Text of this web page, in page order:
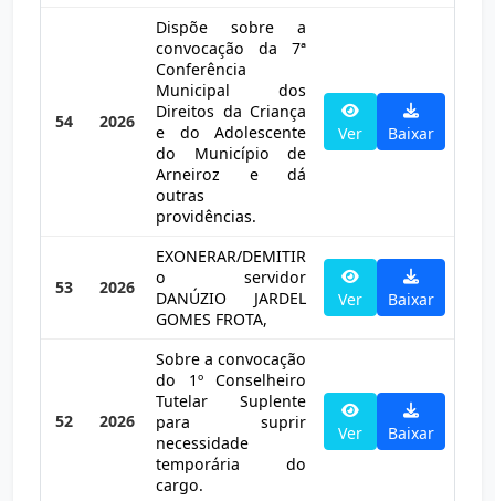
54 2026
Dispõe sobre a
convocação da 7ª
Conferência
Municipal dos
Direitos da Criança
e do Adolescente
do Município de
Arneiroz e dá
outras
providências.
Ver Baixar
53 2026
EXONERAR/DEMITIR
o servidor
DANÚZIO JARDEL
GOMES FROTA,
Ver Baixar
52 2026
Sobre a convocação
do 1º Conselheiro
Tutelar Suplente
para suprir
necessidade
temporária do
cargo.
Ver Baixar